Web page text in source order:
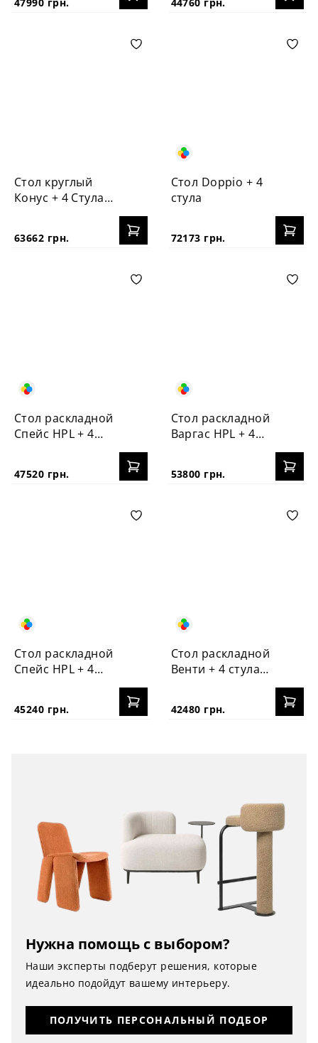
Стол круглый
Конус + 4 Стула
63662 грн.
Стол Doppio + 4
стула
72173 грн.
Стол раскладной
Спейс HPL + 4
47520 грн.
Стол раскладной
Варгас HPL + 4
53800 грн.
Стол раскладной
Спейс HPL + 4
45240 грн.
Стол раскладной
Венти + 4 стула
42480 грн.
Нужна помощь с выбором?
Наши эксперты подберут решения, которые
идеально подойдут вашему интерьеру.
ПОЛУЧИТЬ ПЕРСОНАЛЬНЫЙ ПОДБОР